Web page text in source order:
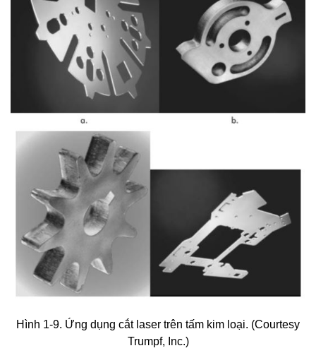
Hình 1-9. Ứng dụng cắt laser trên tấm kim loại. (Courtesy
Trumpf, Inc.)